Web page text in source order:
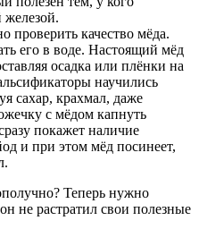
качество мёда.
его в воде. Настоящий мёд
осадка или плёнки на
научились
сахар, крахмал, даже
с мёдом капнуть
покажет наличие
и при этом мёд посинеет,
Теперь нужно
не растратил свои полезные